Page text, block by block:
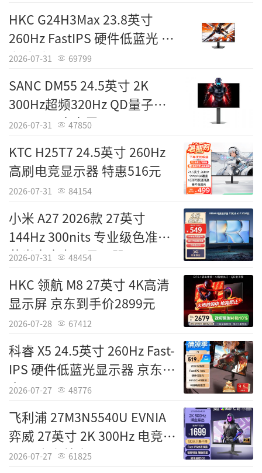
戴尔 P2425D 24英寸 2K分辨率 IPS面板
100% sRGB ComfortView Plus硬件低蓝光
人体工学支架 USB-C接口
[经销商] 京东自营
[产品售价] 1300元
责任编辑：IT国度
HKC G24H3Max 23.8英寸
260Hz FastIPS 硬件低蓝光 京
东秒杀565元
2026-07-31 69799
SANC DM55 24.5英寸 2K
300Hz超频320Hz QD量子点
MiniLED 电竞屏 1447元
2026-07-31 47850
KTC H25T7 24.5英寸 260Hz
高刷电竞显示器 特惠516元
2026-07-31 84154
小米 A27 2026款 27英寸
144Hz 300nits 专业级色准低
蓝光电竞办公显示器522元
2026-07-31 48454
HKC 领航 M8 27英寸 4K高清
显示屏 京东到手价2899元
2026-07-28 67412
科睿 X5 24.5英寸 260Hz Fast-
IPS 硬件低蓝光显示器 京东特
惠519元
2026-07-27 48776
飞利浦 27M3N5540U EVNIA
弈威 27英寸 2K 300Hz 电竞显
示器 京东特惠1449元
2026-07-27 61825